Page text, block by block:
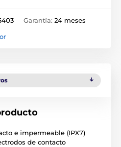
Garantía: 24 meses
e impermeable (IPX7)
de contacto